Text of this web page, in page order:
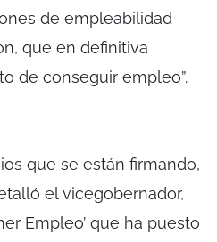
de empleabilidad
que en definitiva
de conseguir empleo”.
que se están firmando,
el vicegobernador,
Empleo’ que ha puesto